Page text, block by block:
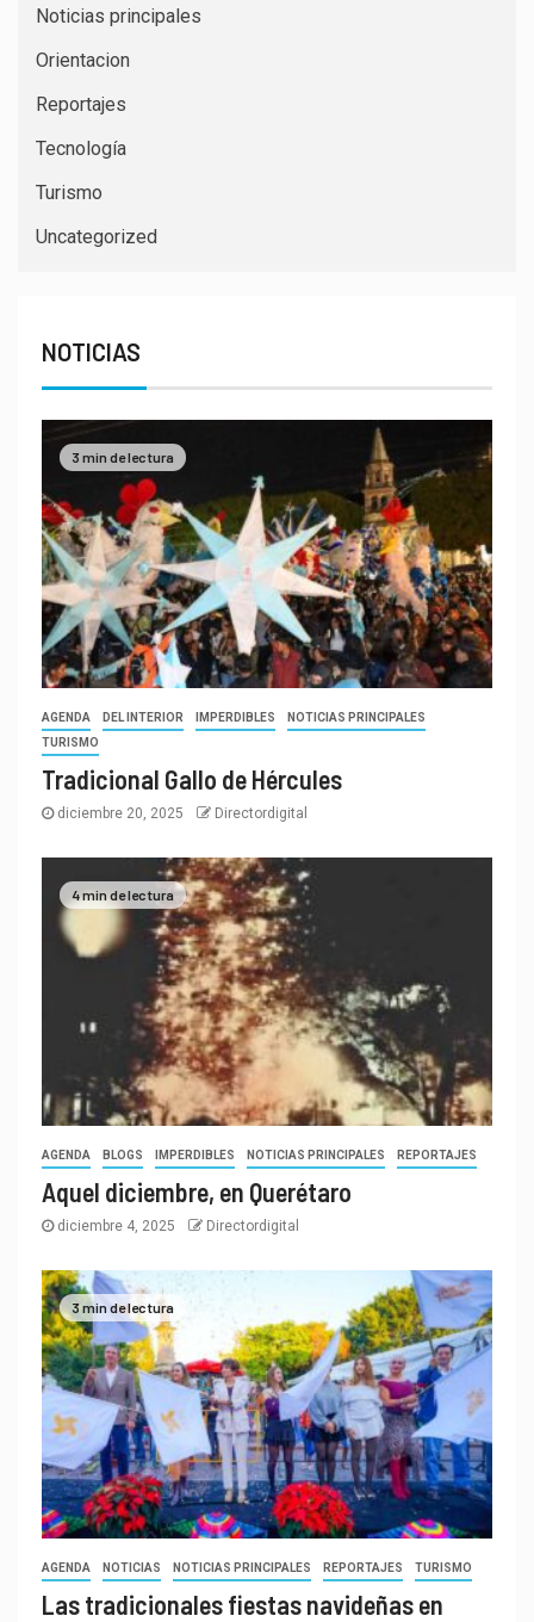
Noticias principales
Orientacion
Reportajes
Tecnología
Turismo
Uncategorized
NOTICIAS
3 min de lectura
AGENDA DEL INTERIOR IMPERDIBLES
NOTICIAS PRINCIPALES
TURISMO
Tradicional Gallo de Hércules
diciembre 20, 2025 Directordigital
4 min de lectura
AGENDA BLOGS IMPERDIBLES NOTICIAS PRINCIPALES REPORTAJES
Aquel diciembre, en Querétaro
diciembre 4, 2025 Directordigital
3 min de lectura
AGENDA NOTICIAS NOTICIAS PRINCIPALES REPORTAJES TURISMO
Las tradicionales fiestas navideñas en